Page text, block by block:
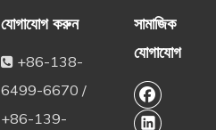
যোগাযোগ করুন
+86-138-
6499-6670 /
+86-139-
সামাজিক
যোগাযোগ